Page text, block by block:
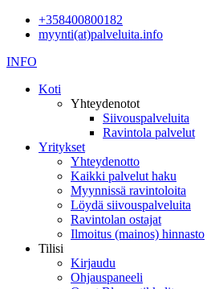
+358400800182
myynti(at)palveluita.info
INFO
Koti
Yhteydenotot
Siivouspalveluita
Ravintola palvelut
Yritykset
Yhteydenotto
Kaikki palvelut haku
Myynnissä ravintoloita
Löydä siivouspalveluita
Ravintolan ostajat
Ilmoitus (mainos) hinnasto
Tilisi
Kirjaudu
Ohjauspaneeli